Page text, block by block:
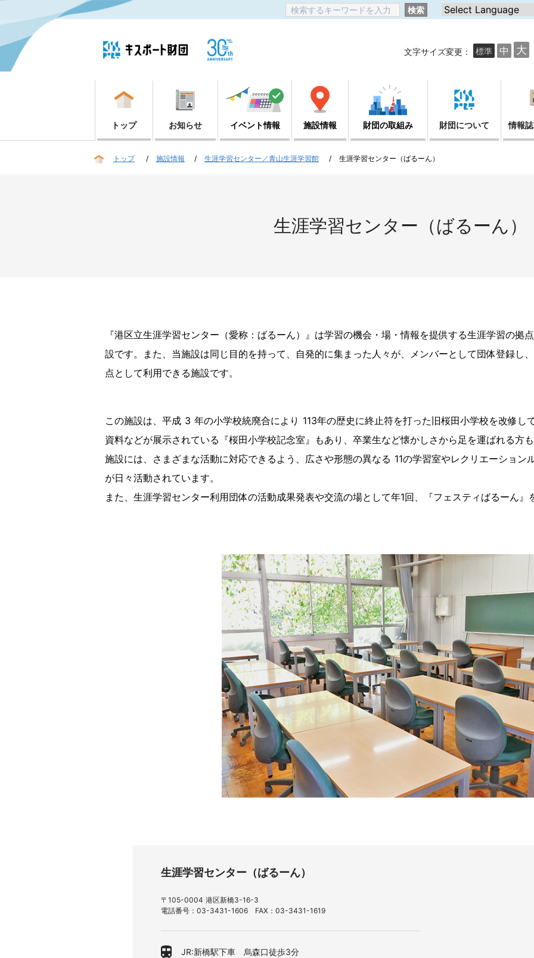
検索
文字サイズ変更： 標準 中 大
トップ お知らせ イベント情報 施設情報 財団の取組み 財団について 情報
トップ 施設情報 生涯学習センター／青山生涯学習館 生涯学習センター（ばるーん）
生涯学習センター（ばるーん）
『港区立生涯学習センター（愛称：ばるーん）』は学習の機会・場・情報を提供する生涯学習の拠
設です。また、当施設は同じ目的を持って、自発的に集まった人々が、メンバーとして団体登録し
点として利用できる施設です。
この施設は、平成 3 年の小学校統廃合により 113年の歴史に終止符を打った旧桜田小学校を改修し
資料などが展示されている『桜田小学校記念室』もあり、卒業生など懐かしさから足を運ばれる方も
施設には、さまざまな活動に対応できるよう、広さや形態の異なる 11の学習室やレクリエーション
が日々活動されています。
また、生涯学習センター利用団体の活動成果発表や交流の場として年1回、『フェスティばるーん』
生涯学習センター（ばるーん）
〒105-0004 港区新橋3-16-3
電話番号：03-3431-1606 FAX：03-3431-1619
JR:新橋駅下車 烏森口徒歩3分